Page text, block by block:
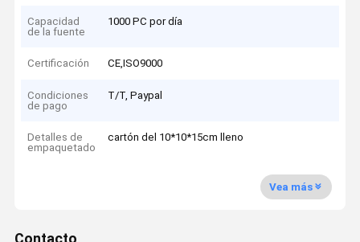
Capacidad
de la fuente
1000 PC por día
Certificación CE,ISO9000
Condiciones
de pago
T/T, Paypal
Detalles de
empaquetado
cartón del 10*10*15cm lleno
Vea más